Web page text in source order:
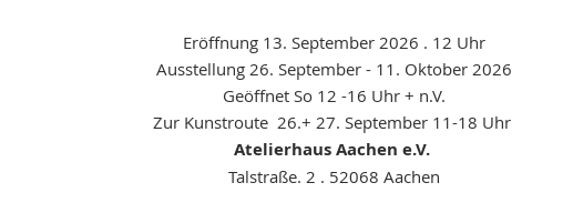
Eröffnung 13. September 2026 . 12 Uhr
Ausstellung 26. September - 11. Oktober 2026
Geöffnet So 12 -16 Uhr + n.V.
Zur Kunstroute 26.+ 27. September 11-18 Uhr
Atelierhaus Aachen e.V.
Talstraße. 2 . 52068 Aachen